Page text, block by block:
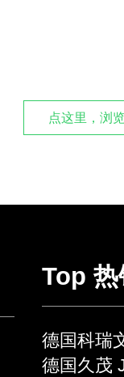
点这里，浏
Top
德国科瑞
德国久茂